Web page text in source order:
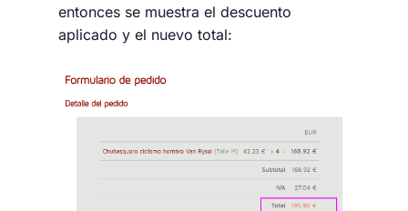
entonces se muestra el descuento
aplicado y el nuevo total: